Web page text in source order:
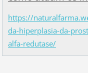
https://
da-hiperplasia-da-
alfa-redutase/